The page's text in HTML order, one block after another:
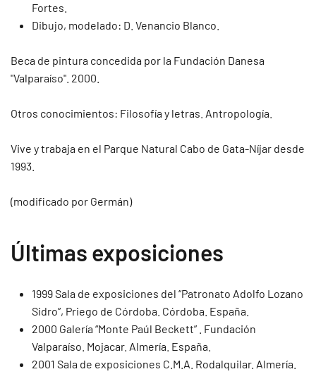
Fortes.
Dibujo, modelado: D. Venancio Blanco.
Beca de pintura concedida por la Fundación Danesa
"Valparaíso". 2000.
Otros conocimientos: Filosofía y letras. Antropología.
Vive y trabaja en el Parque Natural Cabo de Gata-Níjar desde
1993.
(modificado por Germán)
Últimas exposiciones
1999 Sala de exposiciones del “Patronato Adolfo Lozano
Sidro”, Priego de Córdoba. Córdoba. España.
2000 Galería “Monte Paúl Beckett” . Fundación
Valparaíso. Mojacar. Almería. España.
2001 Sala de exposiciones C.M.A. Rodalquilar. Almería.